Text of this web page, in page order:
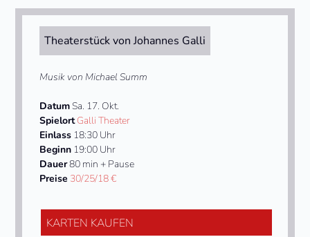
Theaterstück von Johannes Galli
Musik von Michael Summ
DatumSa. 17. Okt.
SpielortGalli Theater
Einlass 18:30 Uhr
Beginn 19:00 Uhr
Dauer80 min + Pause
Preise 30/25/18 €
KARTEN KAUFEN